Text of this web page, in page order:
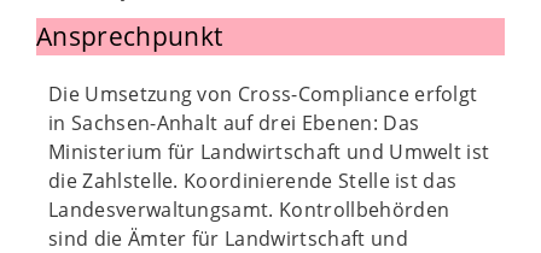
Ansprechpunkt
Die Umsetzung von Cross-Compliance erfolgt
in Sachsen-Anhalt auf drei Ebenen: Das
Ministerium für Landwirtschaft und Umwelt ist
die Zahlstelle. Koordinierende Stelle ist das
Landesverwaltungsamt. Kontrollbehörden
sind die Ämter für Landwirtschaft und